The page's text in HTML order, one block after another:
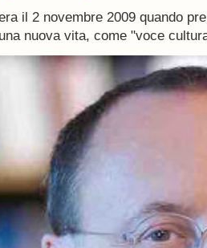
il 2 novembre 2009 quando
nuova vita, come "voce